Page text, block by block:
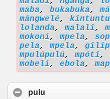
maba, bukabuka,
mángwelé, kintuntu
lolanda,malali,
mokoni,mpela,
pela,mpela,
mpulúpulú,mpóti,
mobeli, ebola,
pulu